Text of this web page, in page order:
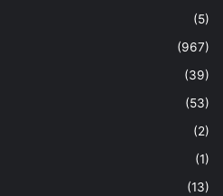
(5)
(967)
(39)
(53)
(2)
(1)
(13)